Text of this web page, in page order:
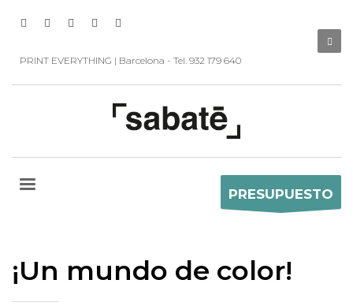
PRINT EVERYTHING | Barcelona - Tel. 932 179 640
PRESUPUESTO
¡Un mundo de color!